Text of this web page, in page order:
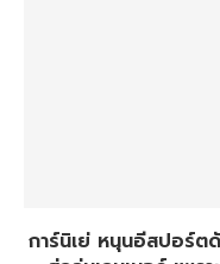
การ์นิเย่ หนุนอีสปอร์